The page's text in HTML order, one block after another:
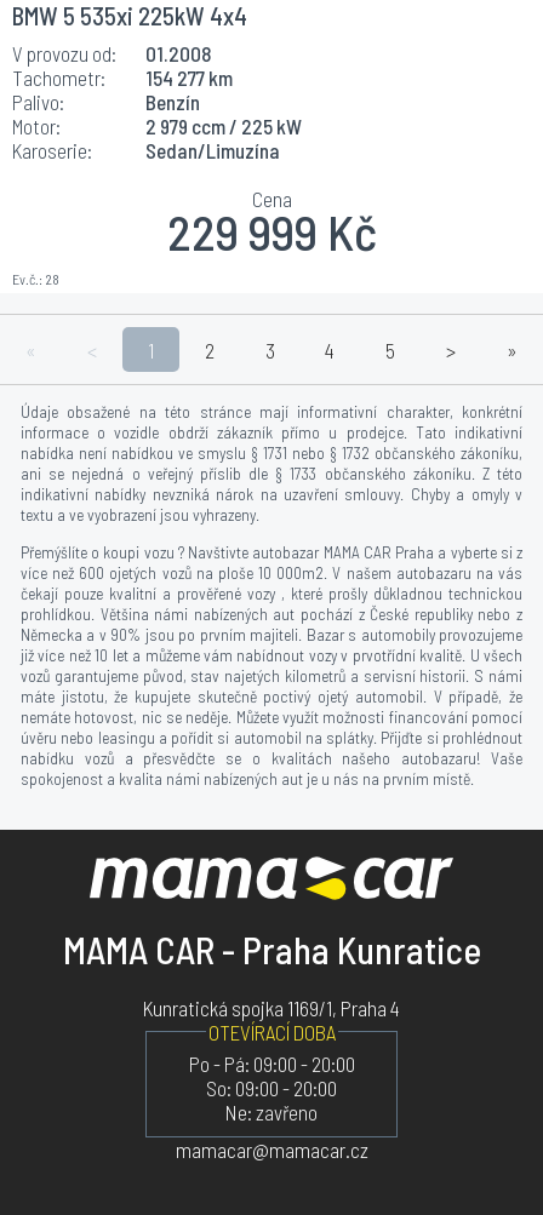
BMW 5 535xi 225kW 4x4
V provozu od:
01.2008
Tachometr:
154 277 km
Palivo:
Benzín
Motor:
2 979 ccm / 225 kW
Karoserie:
Sedan/Limuzína
Ev.č.: 28
Cena
229 999 Kč
« < 1 2 3 4 5 > »
Údaje obsažené na této stránce mají informativní charakter, konkrétní
informace o vozidle obdrží zákazník přímo u prodejce. Tato indikativní
nabídka není nabídkou ve smyslu § 1731 nebo § 1732 občanského zákoníku,
ani se nejedná o veřejný příslib dle § 1733 občanského zákoníku. Z této
indikativní nabídky nevzniká nárok na uzavření smlouvy. Chyby a omyly v
textu a ve vyobrazení jsou vyhrazeny.
Přemýšlíte o koupi vozu ? Navštivte autobazar MAMA CAR Praha a vyberte si z
více než 600 ojetých vozů na ploše 10 000m2. V našem autobazaru na vás
čekají pouze kvalitní a prověřené vozy , které prošly důkladnou technickou
prohlídkou. Většina námi nabízených aut pochází z České republiky nebo z
Německa a v 90% jsou po prvním majiteli. Bazar s automobily provozujeme
již více než 10 let a můžeme vám nabídnout vozy v prvotřídní kvalitě. U všech
vozů garantujeme původ, stav najetých kilometrů a servisní historii. S námi
máte jistotu, že kupujete skutečně poctivý ojetý automobil. V případě, že
nemáte hotovost, nic se neděje. Můžete využít možnosti financování pomocí
úvěru nebo leasingu a pořídit si automobil na splátky. Přijďte si prohlédnout
nabídku vozů a přesvědčte se o kvalitách našeho autobazaru! Vaše
spokojenost a kvalita námi nabízených aut je u nás na prvním místě.
MAMA CAR - Praha Kunratice
Kunratická spojka 1169/1, Praha 4
OTEVÍRACÍ DOBA
Po - Pá: 09:00 - 20:00
So: 09:00 - 20:00
Ne: zavřeno
mamacar@mamacar.cz